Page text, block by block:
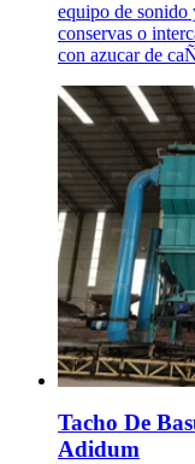
equipo de sonido
conservas o
con azucar de
Tacho De
Adidum